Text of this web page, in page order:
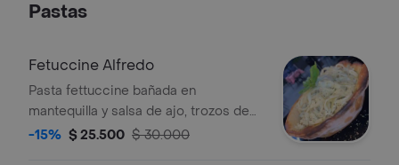
Pastas
Fetuccine Alfredo
Pasta fettuccine bañada en
mantequilla y salsa de ajo, trozos de
pechuga asada, crema de leche y
-15% $ 25.500 $ 30.000